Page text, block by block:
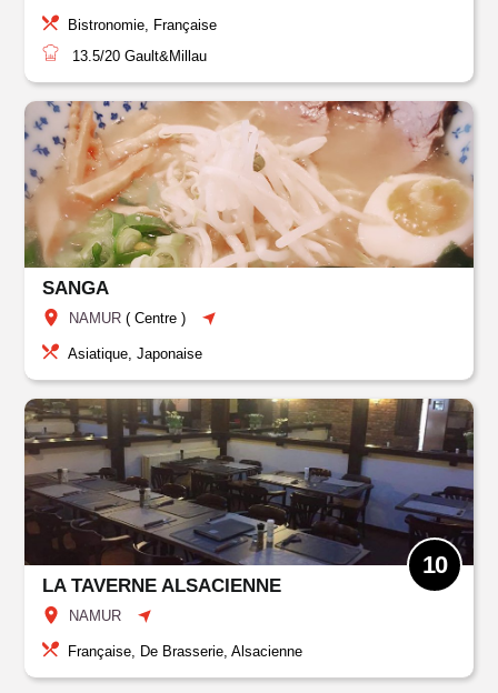
Bistronomie, Française
13.5/20 Gault&Millau
SANGA
NAMUR (Centre )
Asiatique, Japonaise
LA TAVERNE ALSACIENNE
NAMUR
10
Française, De Brasserie, Alsacienne